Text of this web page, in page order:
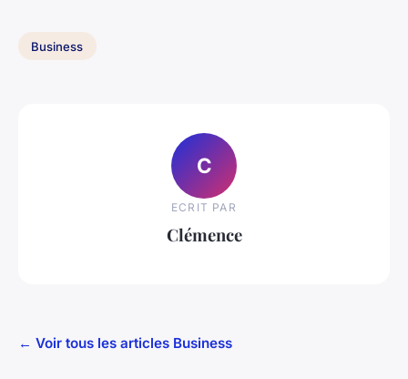
Business
C
ECRIT PAR
Clémence
← Voir tous les articles Business